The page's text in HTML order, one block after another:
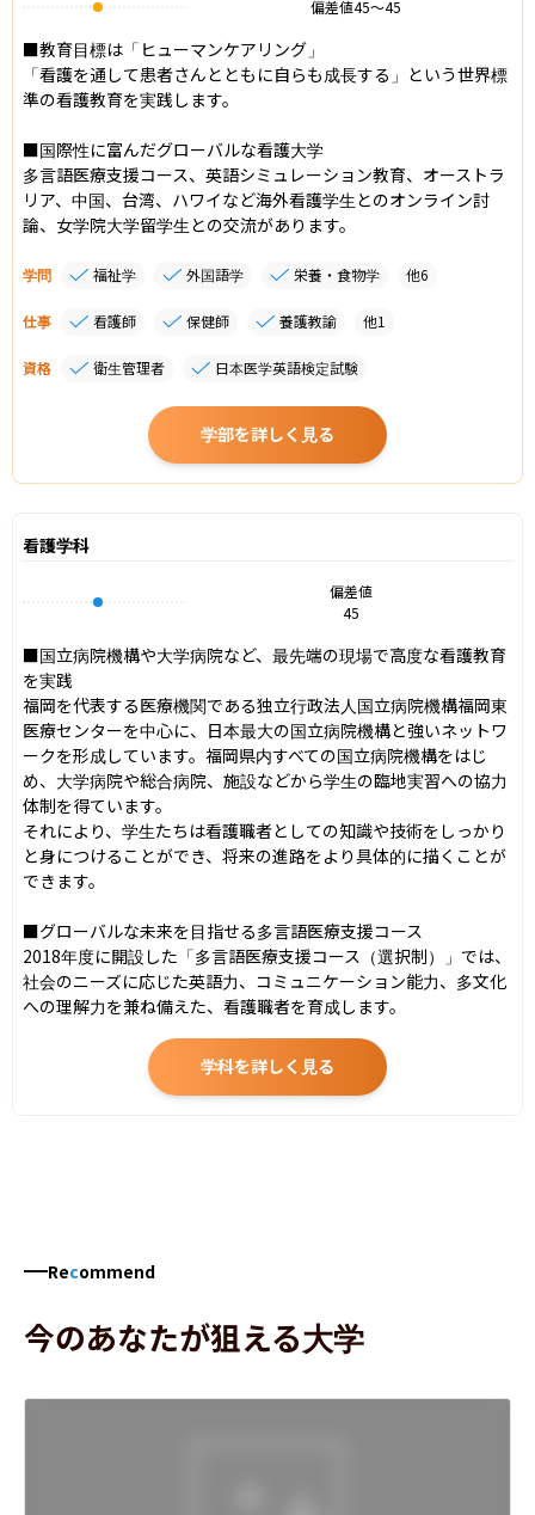
偏差値45〜45
■教育目標は「ヒューマンケアリング」
「看護を通して患者さんとともに自らも成長する」という世界標
準の看護教育を実践します。
■国際性に富んだグローバルな看護大学
多言語医療支援コース、英語シミュレーション教育、オーストラ
リア、中国、台湾、ハワイなど海外看護学生とのオンライン討
論、女学院大学留学生との交流があります。
学問 福祉学 外国語学 栄養・食物学 他6
仕事 看護師 保健師 養護教諭 他1
資格 衛生管理者 日本医学英語検定試験
学部を詳しく見る
看護学科
偏差値
45
■国立病院機構や大学病院など、最先端の現場で高度な看護教育
を実践
福岡を代表する医療機関である独立行政法人国立病院機構福岡東
医療センターを中心に、日本最大の国立病院機構と強いネットワ
ークを形成しています。福岡県内すべての国立病院機構をはじ
め、大学病院や総合病院、施設などから学生の臨地実習への協力
体制を得ています。
それにより、学生たちは看護職者としての知識や技術をしっかり
と身につけることができ、将来の進路をより具体的に描くことが
できます。
■グローバルな未来を目指せる多言語医療支援コース
2018年度に開設した「多言語医療支援コース（選択制）」では、
社会のニーズに応じた英語力、コミュニケーション能力、多文化
への理解力を兼ね備えた、看護職者を育成します。
学科を詳しく見る
Recommend
今のあなたが狙える大学